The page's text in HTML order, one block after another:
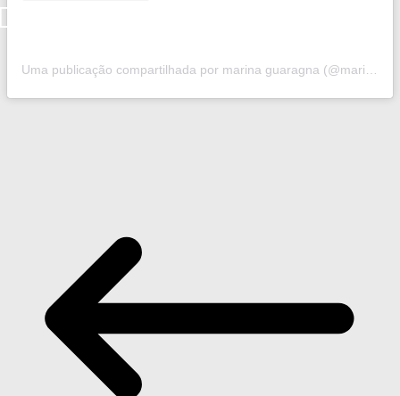
Uma publicação compartilhada por marina guaragna (@marinaguaragna)